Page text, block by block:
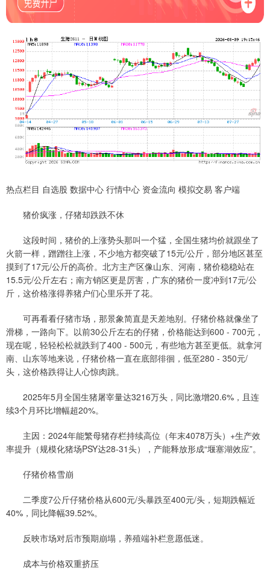
热点栏目 自选股 数据中心 行情中心 资金流向 模拟交易 客户端
猪价疯涨，仔猪却跌跌不休
这段时间，猪价的上涨势头那叫一个猛，全国生猪均价就跟坐了
火箭一样，蹭蹭往上涨，不少地方都突破了15元/公斤，部分地区甚至
摸到了17元/公斤的高价。北方主产区像山东、河南，猪价稳稳站在
15.5元/公斤左右；南方销区更是厉害，广东的猪价一度冲到17元/公
斤，这价格涨得养猪户们心里乐开了花。
可再看看仔猪市场，那景象简直是天差地别。仔猪价格就像坐了
滑梯，一路向下。以前30公斤左右的仔猪，价格能达到600 - 700元，
现在呢，轻轻松松就跌到了400 - 500元，有些地方甚至更低。就拿河
南、山东等地来说，仔猪价格一直在底部徘徊，低至280 - 350元/
头，这价格跌得让人心惊肉跳。
2025年5月全国生猪屠宰量达3216万头，同比激增20.6%，且连
续3个月环比增幅超20%。
主因：2024年能繁母猪存栏持续高位（年末4078万头）+生产效
率提升（规模化猪场PSY达28-31头），产能释放形成“堰塞湖效应”。
仔猪价格雪崩‌
二季度7公斤仔猪价格从600元/头暴跌至400元/头，短期跌幅近
40%，同比降幅39.52%。
反映市场对后市预期崩塌，养殖端补栏意愿低迷。
‌成本与价格双重挤压‌